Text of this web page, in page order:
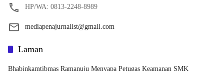
HP/WA: 0813-2248-8989
mediapenajurnalist@gmail.com
Laman
Bhabinkamtibmas Ramanuju Menyapa Petugas Keamanan SMK